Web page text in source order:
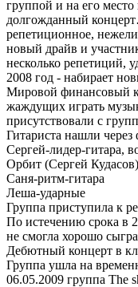
группой и на его место
долгожданный
репетиционное,
новый драйв и
несколько репетиций,
2008 год - набирает
Мировой финансовый
жаждущих играть
присутствовали с
Гитариста нашли
Сергей-лидер-гитара,
Орбит (Сергей
Саня-ритм-гитара
Леша-ударные
Группа приступила к
По истечению срока в
не смогла хорошо
Дебютный концерт в
Группа ушла на
06.05.2009 группа The